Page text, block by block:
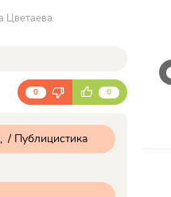
Цветаева
0 0
/ Публицистика